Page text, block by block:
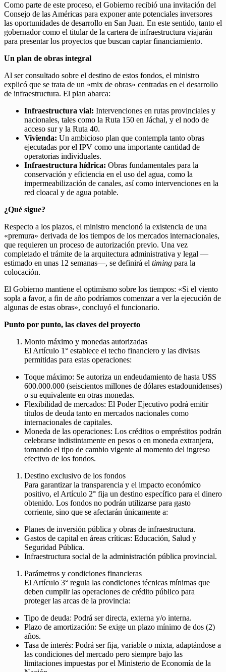
Como parte de este proceso, el Gobierno recibió una invitación del
Consejo de las Américas para exponer ante potenciales inversores
las oportunidades de desarrollo en San Juan. En este sentido, tanto el
gobernador como el titular de la cartera de infraestructura viajarán
para presentar los proyectos que buscan captar financiamiento.
Un plan de obras integral
Al ser consultado sobre el destino de estos fondos, el ministro
explicó que se trata de un «mix de obras» centradas en el desarrollo
de infraestructura. El plan abarca:
Infraestructura vial: Intervenciones en rutas provinciales y
nacionales, tales como la Ruta 150 en Jáchal, y el nodo de
acceso sur y la Ruta 40.
Vivienda: Un ambicioso plan que contempla tanto obras
ejecutadas por el IPV como una importante cantidad de
operatorias individuales.
Infraestructura hídrica: Obras fundamentales para la
conservación y eficiencia en el uso del agua, como la
impermeabilización de canales, así como intervenciones en la
red cloacal y de agua potable.
¿Qué sigue?
Respecto a los plazos, el ministro mencionó la existencia de una
«premura» derivada de los tiempos de los mercados internacionales,
que requieren un proceso de autorización previo. Una vez
completado el trámite de la arquitectura administrativa y legal —
estimado en unas 12 semanas—, se definirá el timing para la
colocación.
El Gobierno mantiene el optimismo sobre los tiempos: «Si el viento
sopla a favor, a fin de año podríamos comenzar a ver la ejecución de
algunas de estas obras», concluyó el funcionario.
Punto por punto, las claves del proyecto
Monto máximo y monedas autorizadas
El Artículo 1° establece el techo financiero y las divisas
permitidas para estas operaciones:
Toque máximo: Se autoriza un endeudamiento de hasta U$S
600.000.000 (seiscientos millones de dólares estadounidenses)
o su equivalente en otras monedas.
Flexibilidad de mercados: El Poder Ejecutivo podrá emitir
títulos de deuda tanto en mercados nacionales como
internacionales de capitales.
Moneda de las operaciones: Los créditos o empréstitos podrán
celebrarse indistintamente en pesos o en moneda extranjera,
tomando el tipo de cambio vigente al momento del ingreso
efectivo de los fondos.
Destino exclusivo de los fondos
Para garantizar la transparencia y el impacto económico
positivo, el Artículo 2° fija un destino específico para el dinero
obtenido. Los fondos no podrán utilizarse para gasto
corriente, sino que se afectarán únicamente a:
Planes de inversión pública y obras de infraestructura.
Gastos de capital en áreas críticas: Educación, Salud y
Seguridad Pública.
Infraestructura social de la administración pública provincial.
Parámetros y condiciones financieras
El Artículo 3° regula las condiciones técnicas mínimas que
deben cumplir las operaciones de crédito público para
proteger las arcas de la provincia:
Tipo de deuda: Podrá ser directa, externa y/o interna.
Plazo de amortización: Se exige un plazo mínimo de dos (2)
años.
Tasa de interés: Podrá ser fija, variable o mixta, adaptándose a
las condiciones del mercado pero siempre bajo las
limitaciones impuestas por el Ministerio de Economía de la